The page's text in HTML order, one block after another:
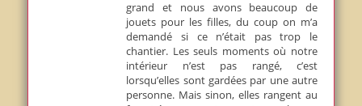
grand et nous avons beaucoup de
jouets pour les filles, du coup on m’a
demandé si ce n’était pas trop le
chantier. Les seuls moments où notre
intérieur n’est pas rangé, c’est
lorsqu’elles sont gardées par une autre
personne. Mais sinon, elles rangent au